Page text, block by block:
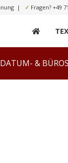
| ✓ Fragen? +49
DATUM- &